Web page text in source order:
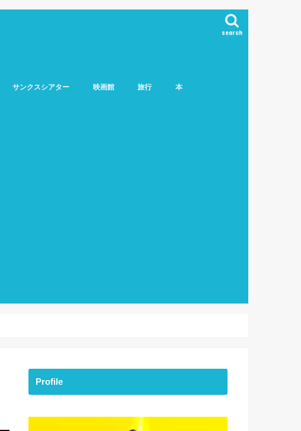
search
サンクスシアター 映画館 旅行 本
Profile